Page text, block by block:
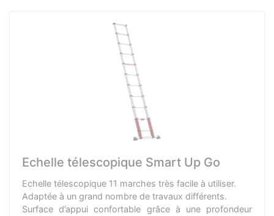
Echelle télescopique Smart Up Go
Echelle télescopique 11 marches très facile à utiliser.
Adaptée à un grand nombre de travaux différents.
Surface d’appui confortable grâce à une profondeur